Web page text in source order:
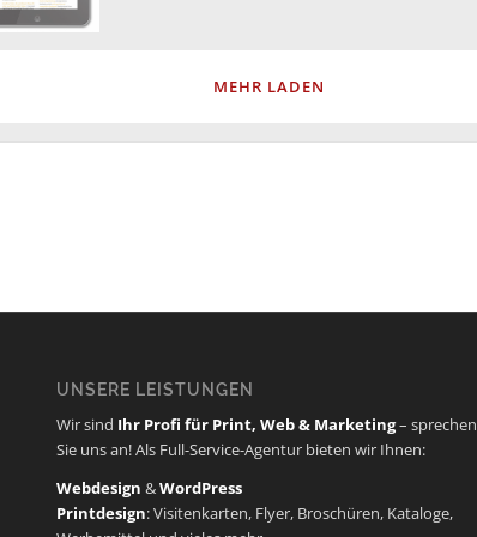
MEHR LADEN
UNSERE LEISTUNGEN
Wir sind Ihr Profi für Print, Web & Marketing– sprechen
Sie uns an! Als Full-Service-Agentur bieten wir Ihnen:
Webdesign &WordPress
Printdesign: Visitenkarten, Flyer, Broschüren, Kataloge,